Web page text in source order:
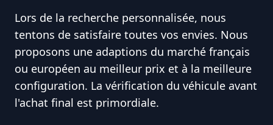
Lors de la recherche personnalisée, nous
tentons de satisfaire toutes vos envies. Nous
proposons une adaptions du marché français
ou européen au meilleur prix et à la meilleure
configuration. La vérification du véhicule avant
l'achat final est primordiale.